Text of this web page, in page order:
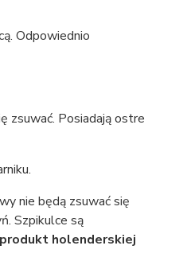
Odpowiednio
zsuwać. Posiadają ostre
nie będą zsuwać się
Szpikulce są
holenderskiej